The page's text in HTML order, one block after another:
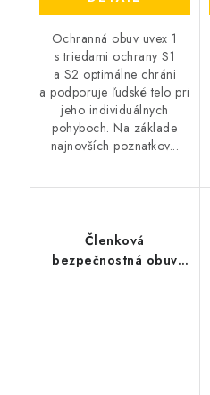
Ochranná obuv uvex 1
s triedami ochrany S1
a S2 optimálne chráni
a podporuje ľudské telo pri
jeho individuálnych
pohyboch. Na základe
najnovších poznatkov...
Členková
bezpečnostná obuv